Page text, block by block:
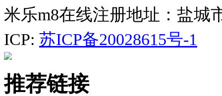
米乐m8在线注册地址：盐城
ICP: 苏ICP备20028615号-1
推荐链接